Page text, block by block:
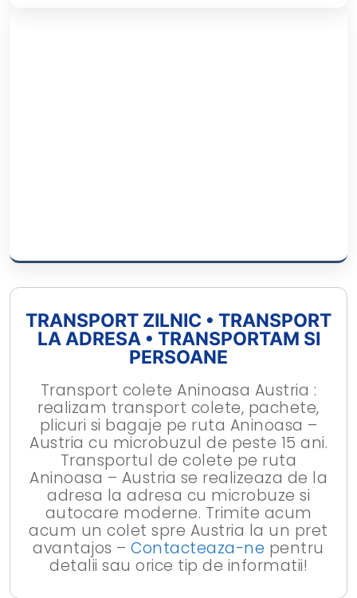
TRANSPORT ZILNIC • TRANSPORT
LA ADRESA • TRANSPORTAM SI
PERSOANE
Transport colete Aninoasa Austria :
realizam transport colete, pachete,
plicuri si bagaje pe ruta Aninoasa –
Austria cu microbuzul de peste 15 ani.
Transportul de colete pe ruta
Aninoasa – Austria se realizeaza de la
adresa la adresa cu microbuze si
autocare moderne. Trimite acum
acum un colet spre Austria la un pret
avantajos –Contacteaza-ne pentru
detalii sau orice tip de informatii!